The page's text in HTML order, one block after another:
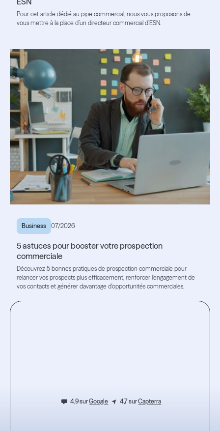
Pour cet article dédié au pipe commercial, nous vous proposons de
vous mettre à la place d’un directeur commercial d’ESN.
Business 07/2026
5 astuces pour booster votre prospection
commerciale
Découvrez 5 bonnes pratiques de prospection commerciale pour
relancer vos prospects plus efficacement, renforcer l'engagement de
vos contacts et générer davantage d'opportunités commerciales.
4,9 surGoogle 4,7 surCapterra